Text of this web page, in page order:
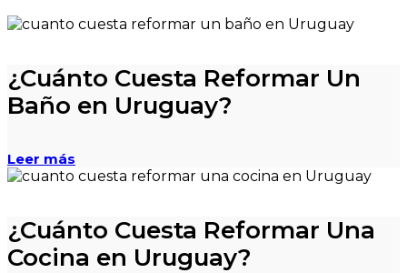
¿Cuánto Cuesta Reformar Un
Baño en Uruguay?
Leer más
¿Cuánto Cuesta Reformar Una
Cocina en Uruguay?